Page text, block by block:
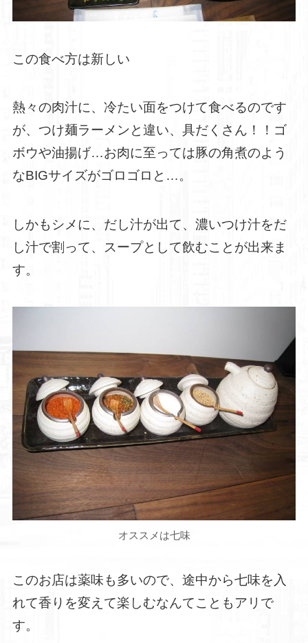
この食べ方は新しい
熱々の肉汁に、冷たい面をつけて食べるのです
が、つけ麺ラーメンと違い、具だくさん！！ゴ
ボウや油揚げ…お肉に至っては豚の角煮のよう
なBIGサイズがゴロゴロと…。
しかもシメに、だし汁が出て、濃いつけ汁をだ
し汁で割って、スープとして飲むことが出来ま
す。
オススメは七味
このお店は薬味も多いので、途中から七味を入
れて香りを変えて楽しむなんてこともアリで
す。